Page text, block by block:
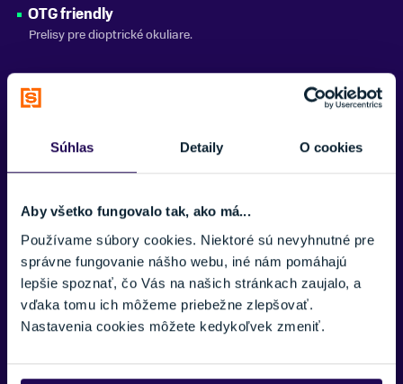
Súhlas Detaily O cookies
Aby všetko fungovalo tak, ako má...
Používame súbory cookies. Niektoré sú nevyhnutné pre
správne fungovanie nášho webu, iné nám pomáhajú
lepšie spoznať, čo Vás na našich stránkach zaujalo, a
vďaka tomu ich môžeme priebežne zlepšovať.
Nastavenia cookies môžete kedykoľvek zmeniť.
Áno
Áno
FARBA
Giro
Zobraziť menej
OTG friendly
Prelisy pre dioptrické okuliare.
Zobraziť viac
E-MAIL: